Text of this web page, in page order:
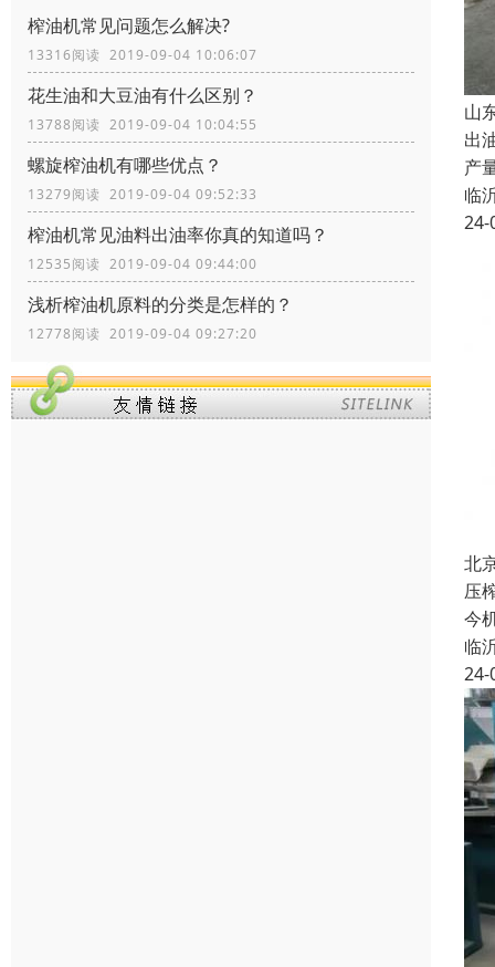
榨油机常见问题怎么解决?
13316阅读 2019-09-04 10:06:07
花生油和大豆油有什么区别？
13788阅读 2019-09-04 10:04:55
螺旋榨油机有哪些优点？
13279阅读 2019-09-04 09:52:33
榨油机常见油料出油率你真的知道吗？
12535阅读 2019-09-04 09:44:00
浅析榨油机原料的分类是怎样的？
12778阅读 2019-09-04 09:27:20
山
出
产
临
24-
北
压
今
临
24-